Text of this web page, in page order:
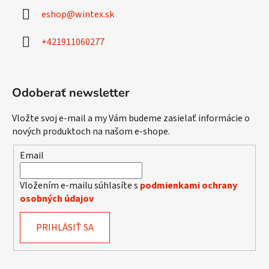
eshop@wintex.sk
+421911060277
Odoberať newsletter
Vložte svoj e-mail a my Vám budeme zasielať informácie o
nových produktoch na našom e-shope.
Email
Vložením e-mailu súhlasíte s podmienkami ochrany
osobných údajov
PRIHLÁSIŤ SA